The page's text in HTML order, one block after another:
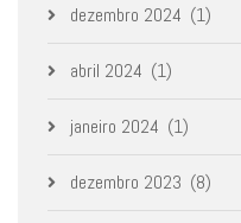
dezembro 2024 (1)
abril 2024 (1)
janeiro 2024 (1)
dezembro 2023 (8)